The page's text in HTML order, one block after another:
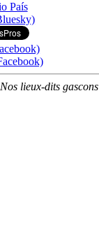
País
Nos lieux-dits gascons